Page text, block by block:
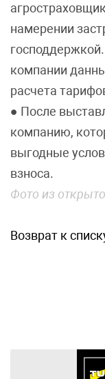
намерении
компании
расчета
● После
компанию,
выгодные
взноса.
Фото из
Возврат к